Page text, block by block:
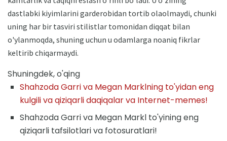
dastlabki kiyimlarini garderobidan tortib olaolmaydi, chunki
uning har bir tasviri stilistlar tomonidan diqqat bilan
o'ylanmoqda, shuning uchun u odamlarga noaniq fikrlar
keltirib chiqarmaydi.
Shuningdek, o'qing
Shahzoda Garri va Megan Marklning to'yidan eng
kulgili va qiziqarli daqiqalar va Internet-memes!
Shahzoda Garri va Megan Markl to'yining eng
qiziqarli tafsilotlari va fotosuratlari!